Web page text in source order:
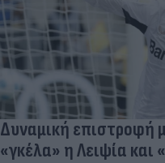
Δυναμική επιστροφή
«γκέλα» η Λειψία και